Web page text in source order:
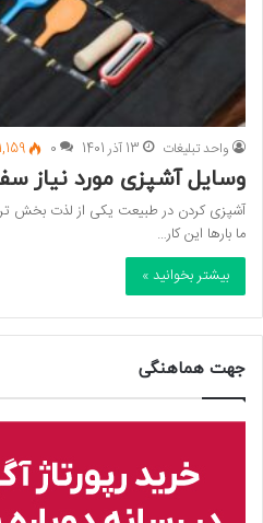
واحد تبلیغات 13 آذر 1401 0
1,159
وسایل آشپزی مورد نیاز
آشپزی کردن در طبیعت یکی از لذت
ما بارها این کار…
بیشتر بخوانید »
جهت هماهنگی